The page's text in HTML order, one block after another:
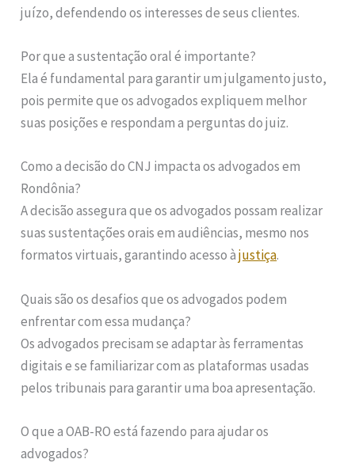
juízo, defendendo os interesses de seus clientes.
Por que a sustentação oral é importante?
Ela é fundamental para garantir um julgamento justo,
pois permite que os advogados expliquem melhor
suas posições e respondam a perguntas do juiz.
Como a decisão do CNJ impacta os advogados em
Rondônia?
A decisão assegura que os advogados possam realizar
suas sustentações orais em audiências, mesmo nos
formatos virtuais, garantindo acesso àjustiça.
Quais são os desafios que os advogados podem
enfrentar com essa mudança?
Os advogados precisam se adaptar às ferramentas
digitais e se familiarizar com as plataformas usadas
pelos tribunais para garantir uma boa apresentação.
O que a OAB-RO está fazendo para ajudar os
advogados?